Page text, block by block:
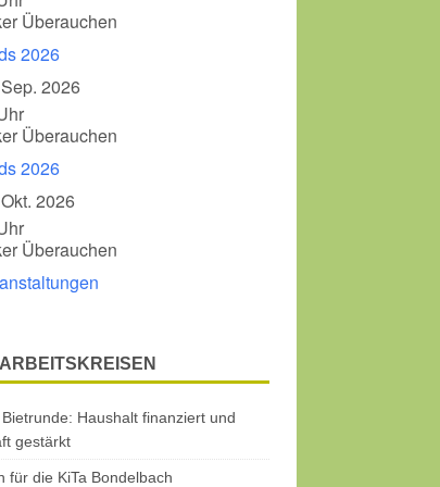
Überauchen
2026
2026
Überauchen
2026
2026
Überauchen
Haushalt finanziert und
gestärkt
für die KiTa Bondelbach